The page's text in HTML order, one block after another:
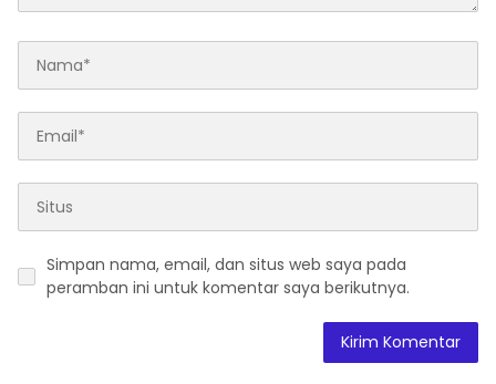
Simpan nama, email, dan situs web saya pada
peramban ini untuk komentar saya berikutnya.